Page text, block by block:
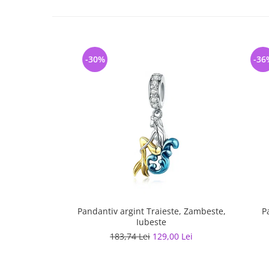
Pandantiv argint Traieste, Zambeste,
Iubeste
183,74 Lei 129,00 Lei
-30% -